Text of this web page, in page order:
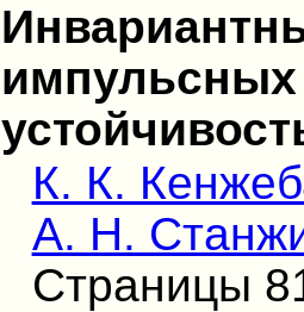
импульсных
К. К.
А. Н.
Страницы